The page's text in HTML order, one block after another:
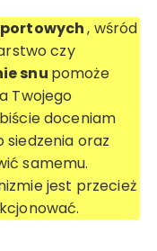
, wśród
czy
snu pomoże
Twojego
doceniam
oraz
samemu.
jest przecież